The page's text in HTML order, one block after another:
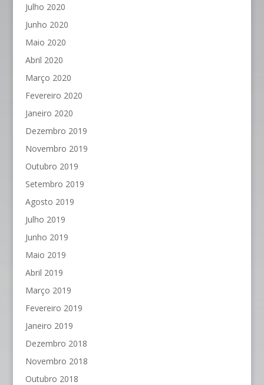
Julho 2020
Junho 2020
Maio 2020
Abril 2020
Março 2020
Fevereiro 2020
Janeiro 2020
Dezembro 2019
Novembro 2019
Outubro 2019
Setembro 2019
Agosto 2019
Julho 2019
Junho 2019
Maio 2019
Abril 2019
Março 2019
Fevereiro 2019
Janeiro 2019
Dezembro 2018
Novembro 2018
Outubro 2018